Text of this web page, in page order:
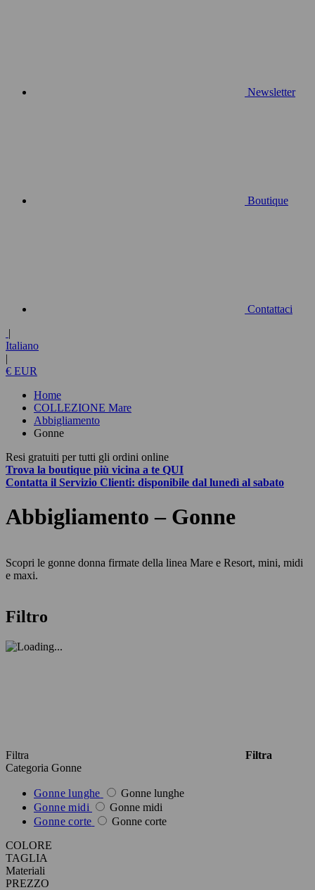
Newsletter
Boutique
Contattaci
|
Italiano
|
€ EUR
Home
COLLEZIONE Mare
Abbigliamento
Gonne
Resi gratuiti per tutti gli ordini online
Trova la boutique più vicina a te QUI
Contatta il Servizio Clienti: disponibile dal lunedì al sabato
Abbigliamento – Gonne
Scopri le gonne donna firmate della linea Mare e Resort, mini, midi
e maxi.
Filtro
Filtra
Filtra
Categoria Gonne
Gonne lunghe
Gonne lunghe
Gonne midi
Gonne midi
Gonne corte
Gonne corte
COLORE
TAGLIA
Materiali
PREZZO